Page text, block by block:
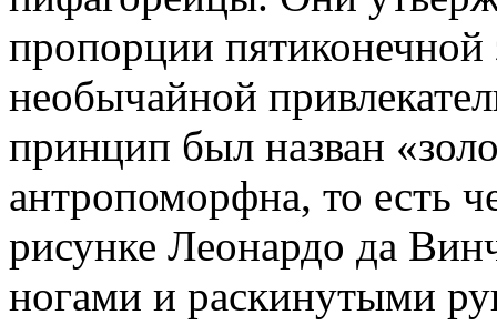
пропорции
необычайной
принцип был назван
антропоморфна, то есть
рисунке Леонардо да
ногами и раскинутыми